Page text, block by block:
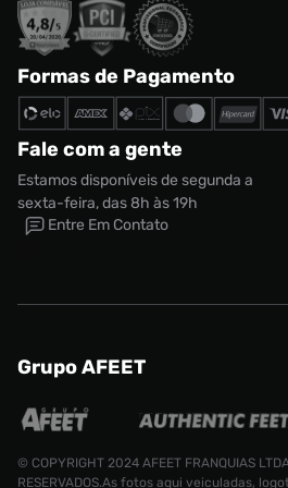
Formas de Pagamento
Fale com a gente
Estamos disponíveis de segunda a
sexta-feira, das 8h às 19h
Entre Em Contato
Grupo AFEET
© COPYRIGHT 2024 AFEET FRANQUIAS
RESERVADOS.As fotos aqui veiculadas,